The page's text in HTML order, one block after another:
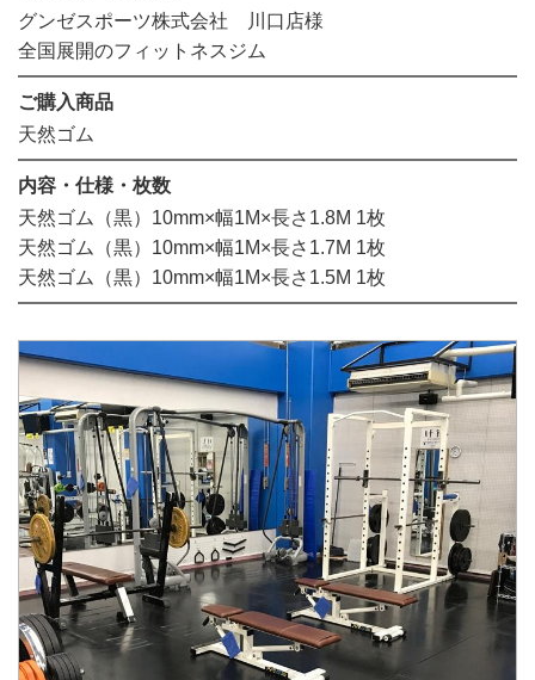
グンゼスポーツ株式会社 川口店様
全国展開のフィットネスジム
ご購入商品
天然ゴム
内容・仕様・枚数
天然ゴム（黒）10mm×幅1M×長さ1.8M 1枚
天然ゴム（黒）10mm×幅1M×長さ1.7M 1枚
天然ゴム（黒）10mm×幅1M×長さ1.5M 1枚